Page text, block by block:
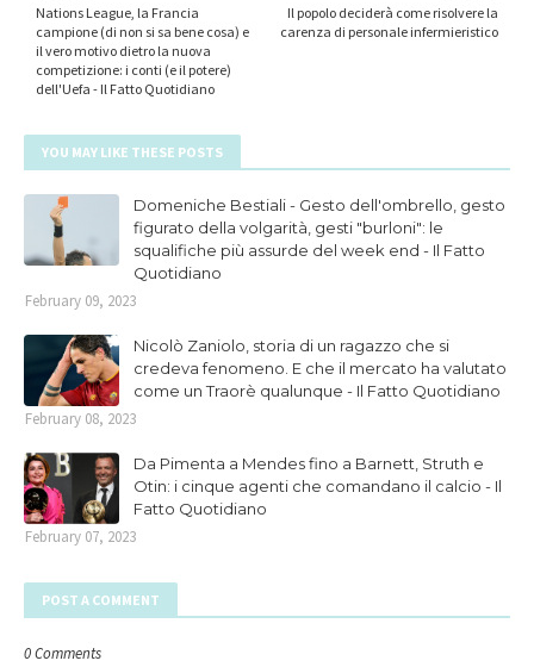
Il popolo deciderà come risolvere la
carenza di personale infermieristico
Nations League, la Francia
campione (di non si sa bene cosa) e
il vero motivo dietro la nuova
competizione: i conti (e il potere)
dell'Uefa - Il Fatto Quotidiano
YOU MAY LIKE THESE POSTS
Domeniche Bestiali - Gesto dell'ombrello, gesto
figurato della volgarità, gesti "burloni": le
squalifiche più assurde del week end - Il Fatto
Quotidiano
February 09, 2023
Nicolò Zaniolo, storia di un ragazzo che si
credeva fenomeno. E che il mercato ha valutato
come un Traorè qualunque - Il Fatto Quotidiano
February 08, 2023
Da Pimenta a Mendes fino a Barnett, Struth e
Otin: i cinque agenti che comandano il calcio - Il
Fatto Quotidiano
February 07, 2023
POST A COMMENT
0 Comments